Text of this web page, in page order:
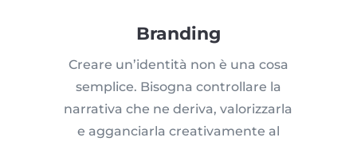
Branding
Creare un’identità non è una cosa
semplice. Bisogna controllare la
narrativa che ne deriva, valorizzarla
e agganciarla creativamente al